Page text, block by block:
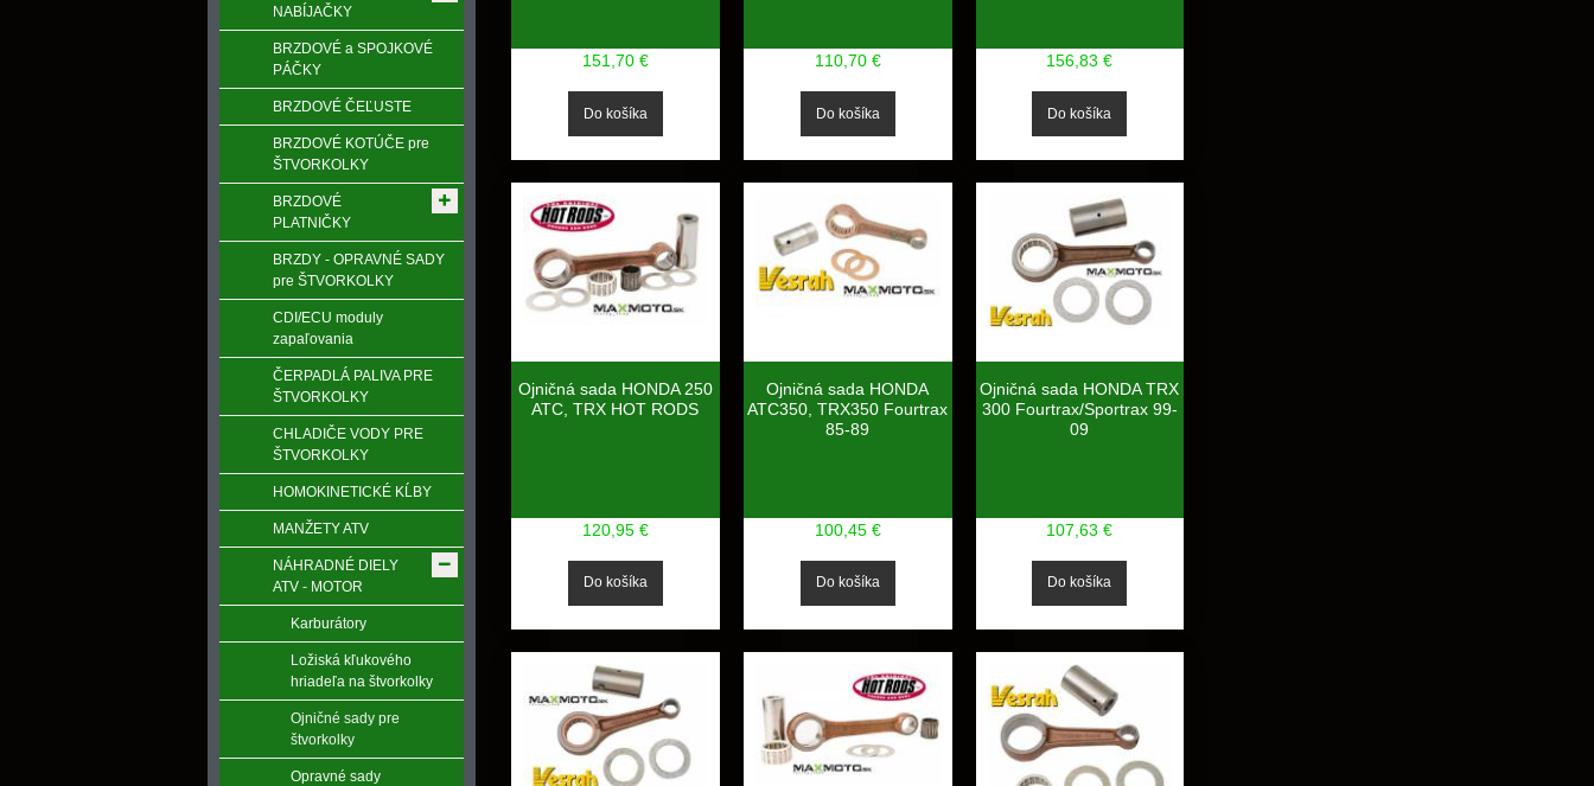
151,70 € 110,70 € 156,83 €
Ojničná sada HONDA 250
ATC, TRX HOT RODS
120,95 €
Ojničná sada HONDA
ATC350, TRX350 Fourtrax
85-89
100,45 €
Ojničná sada HONDA TRX
300 Fourtrax/Sportrax 99-
09
107,63 €
NABÍJAČKY
BRZDOVÉ a SPOJKOVÉ
PÁČKY
BRZDOVÉ ČEĽUSTE
BRZDOVÉ KOTÚČE pre
ŠTVORKOLKY
BRZDOVÉ
PLATNIČKY
BRZDY - OPRAVNÉ SADY
pre ŠTVORKOLKY
CDI/ECU moduly
zapaľovania
ČERPADLÁ PALIVA PRE
ŠTVORKOLKY
CHLADIČE VODY PRE
ŠTVORKOLKY
HOMOKINETICKÉ KĹBY
MANŽETY ATV
NÁHRADNÉ DIELY
ATV - MOTOR
Karburátory
Ložiská kľukového
hriadeľa na štvorkolky
Ojničné sady pre
štvorkolky
Opravné sady